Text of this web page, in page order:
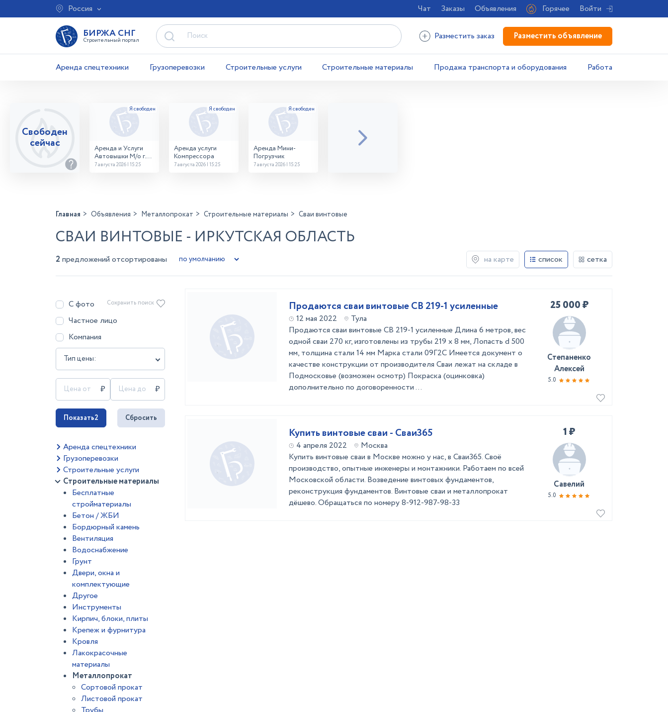
Россия Чат Заказы Объявления Горячее Войти
БИРЖА СНГ
Строительный портал Разместить заказ Разместить объявление
Аренда спецтехники Грузоперевозки Строительные услуги Строительные материалы Продажа транспорта и оборудования Работа
Свободен
сейчас
Аренда и Услуги
Автовышки М/о г.
Домодедово
7 августа 2026 | 15:25
Аренда услуги
Компрессора
7 августа 2026 | 15:25
Аренда Мини-
Погрузчик
7 августа 2026 | 15:25
Главная Объявления Металлопрокат Строительные материалы Сваи винтовые
СВАИ ВИНТОВЫЕ - ИРКУТСКАЯ ОБЛАСТЬ
2 предложений отсортированы на карте список сетка
С фото
Частное лицо
Компания
Тип цены:
Сохранить поиск
Показать2 Сбросить
Аренда спецтехники
Грузоперевозки
Строительные услуги
Строительные материалы
Бесплатные
стройматериалы
Бетон / ЖБИ
Бордюрный камень
Вентиляция
Водоснабжение
Грунт
Двери, окна и
комплектующие
Другое
Инструменты
Кирпич, блоки, плиты
Крепеж и фурнитура
Кровля
Лакокрасочные
материалы
Металлопрокат
Сортовой прокат
Листовой прокат
Продаются сваи винтовые СВ 219-1 усиленные
12 мая 2022
Тула
Продаются сваи винтовые СВ 219-1 усиленные Длина 6 метров, вес
одной сваи 270 кг, изготовлены из трубы 219 х 8 мм, Лопасть d 500
мм, толщина стали 14 мм Марка стали 09Г2С Имеется документ о
качестве конструкции от производителя Сваи лежат на складе в
Подмосковье (возможен осмотр) Покраска (оцинковка)
дополнительно по договоренности ...
25 000 ₽
Степаненко
Алексей
5.0
Купить винтовые сваи - Сваи365
4 апреля 2022
Москва
Купить винтовые сваи в Москве можно у нас, в Сваи365. Своё
производство, опытные инженеры и монтажники. Работаем по всей
Московской области. Возведение винтовых фундаментов,
реконструкция фундаментов. Винтовые сваи и металлопрокат
дёшево. Обращаться по номеру 8-912-987-98-33
1 ₽
Савелий
5.0